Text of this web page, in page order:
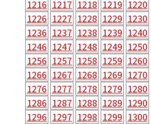
1216 1217 1218 1219 1220
1226 1227 1228 1229 1230
1236 1237 1238 1239 1240
1246 1247 1248 1249 1250
1256 1257 1258 1259 1260
1266 1267 1268 1269 1270
1276 1277 1278 1279 1280
1286 1287 1288 1289 1290
1296 1297 1298 1299 1300